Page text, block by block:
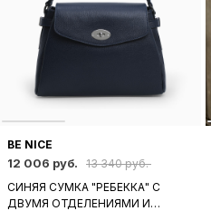
BE NICE
12 006 руб.
13 340 руб.
СИНЯЯ СУМКА "РЕБЕККА" С
ДВУМЯ ОТДЕЛЕНИЯМИ И